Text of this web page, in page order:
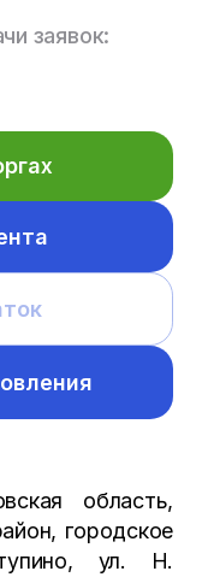
заявок:
область,
городское
ул. Н.